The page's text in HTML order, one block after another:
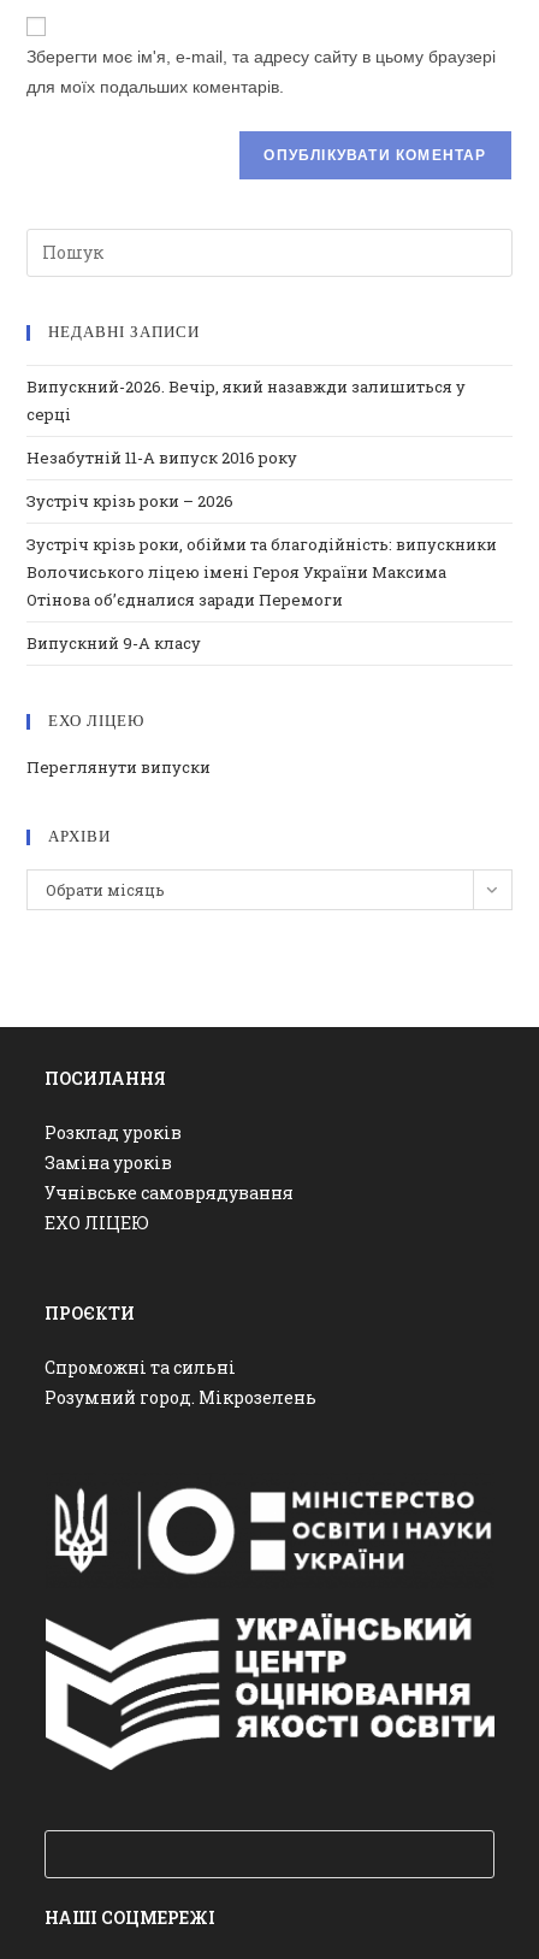
прокоментувати
прокоментувати
адресу
Зберегти моє ім'я, e-mail, та адресу сайту в цьому браузері
для моїх подальших коментарів.
НЕДАВНІ ЗАПИСИ
Випускний-2026. Вечір, який назавжди залишиться у
серці
Незабутній 11-А випуск 2016 року
Зустріч крізь роки – 2026
Зустріч крізь роки, обійми та благодійність: випускники
Волочиського ліцею імені Героя України Максима
Отінова об’єдналися заради Перемоги
Випускний 9-А класу
ЕХО ЛІЦЕЮ
Переглянути випуски
АРХІВИ
Архіви
Обрати місяць
ПОСИЛАННЯ
Розклад уроків
Заміна уроків
Учнівське самоврядування
ЕХО ЛІЦЕЮ
ПРОЄКТИ
Спроможні та сильні
Розумний город. Мікрозелень
НАШІ СОЦМЕРЕЖІ